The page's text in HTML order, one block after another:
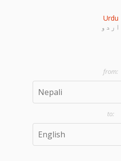
Urdu
اردو